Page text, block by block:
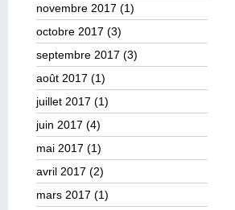
novembre 2017 (1)
octobre 2017 (3)
septembre 2017 (3)
août 2017 (1)
juillet 2017 (1)
juin 2017 (4)
mai 2017 (1)
avril 2017 (2)
mars 2017 (1)